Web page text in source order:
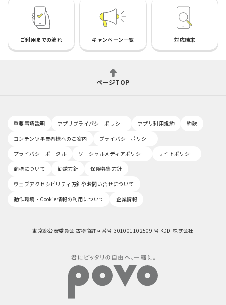
ご利用までの流れ キャンペーン一覧 対応端末
ページTOP
重要事項説明 アプリプライバシーポリシー アプリ利用規約
約款
コンテンツ事業者様へのご案内
プライバシーポリシー
プライバシーポータル
ソーシャルメディアポリシー
サイトポリシー
商標について
勧誘方針
保険募集方針
ウェブアクセシビリティ方針やお問い合せについて
動作環境・Cookie情報の利用について
企業情報
東京都公安委員会 古物商許可番号 301001102509 号 KDDI株式会社